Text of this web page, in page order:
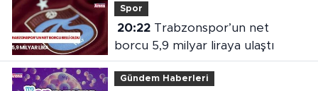
Spor
20:22Trabzonspor’un net
borcu 5,9 milyar liraya ulaştı
Gündem Haberleri